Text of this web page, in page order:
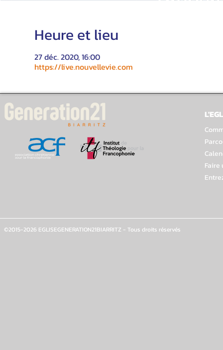
Heure et lieu
27 déc. 2020, 16:00
https://live.nouvellevie.com
Faire
©2015-2026 EGLISEGENERATION21BIARRITZ - Tous droits réservés